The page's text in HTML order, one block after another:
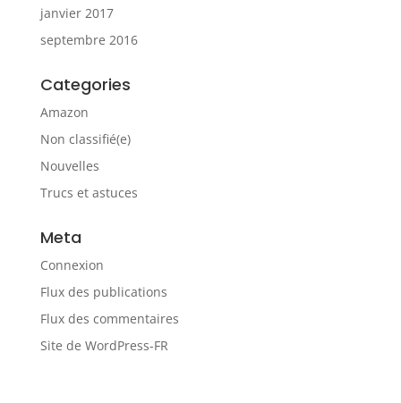
janvier 2017
septembre 2016
Categories
Amazon
Non classifié(e)
Nouvelles
Trucs et astuces
Meta
Connexion
Flux des publications
Flux des commentaires
Site de WordPress-FR